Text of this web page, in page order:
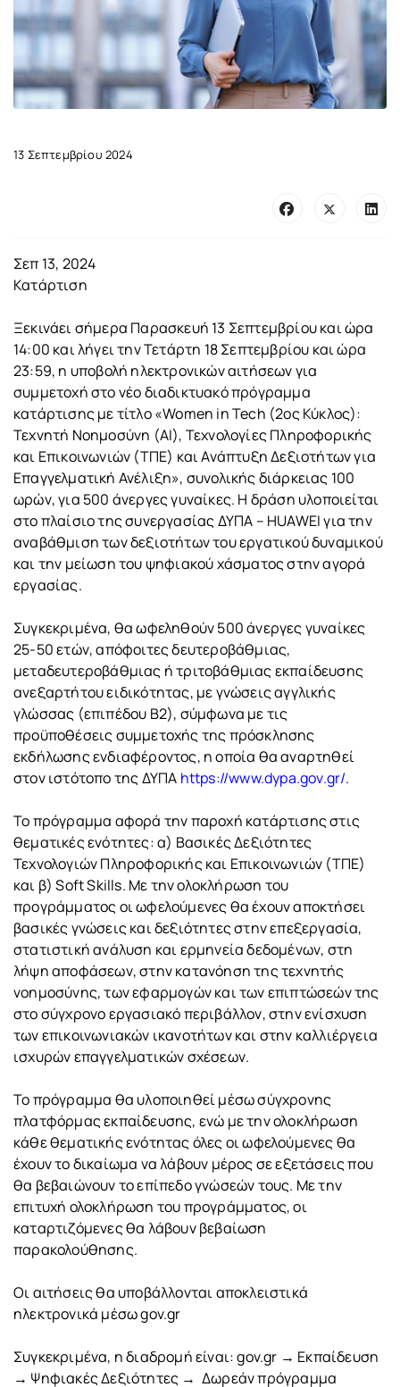
13 Σεπτεμβρίου 2024
Σεπ 13, 2024
Κατάρτιση
Ξεκινάει σήμερα Παρασκευή 13 Σεπτεμβρίου και ώρα
14:00 και λήγει την Τετάρτη 18 Σεπτεμβρίου και ώρα
23:59, η υποβολή ηλεκτρονικών αιτήσεων για
συμμετοχή στο νέο διαδικτυακό πρόγραμμα
κατάρτισης με τίτλο «Women in Tech (2ος Κύκλος):
Τεχνητή Νοημοσύνη (AI), Τεχνολογίες Πληροφορικής
και Επικοινωνιών (ΤΠΕ) και Ανάπτυξη Δεξιοτήτων για
Επαγγελματική Ανέλιξη», συνολικής διάρκειας 100
ωρών, για 500 άνεργες γυναίκες. Η δράση υλοποιείται
στο πλαίσιο της συνεργασίας ΔΥΠΑ – HUAWEI για την
αναβάθμιση των δεξιοτήτων του εργατικού δυναμικού
και την μείωση του ψηφιακού χάσματος στην αγορά
εργασίας.
Συγκεκριμένα, θα ωφεληθούν 500 άνεργες γυναίκες
25-50 ετών, απόφοιτες δευτεροβάθμιας,
μεταδευτεροβάθμιας ή τριτοβάθμιας εκπαίδευσης
ανεξαρτήτου ειδικότητας, με γνώσεις αγγλικής
γλώσσας (επιπέδου Β2), σύμφωνα με τις
προϋποθέσεις συμμετοχής της πρόσκλησης
εκδήλωσης ενδιαφέροντος, η οποία θα αναρτηθεί
στον ιστότοπο της ΔΥΠΑ https://www.dypa.gov.gr/.
Το πρόγραμμα αφορά την παροχή κατάρτισης στις
θεματικές ενότητες: α) Βασικές Δεξιότητες
Τεχνολογιών Πληροφορικής και Επικοινωνιών (ΤΠΕ)
και β) Soft Skills. Με την ολοκλήρωση του
προγράμματος οι ωφελούμενες θα έχουν αποκτήσει
βασικές γνώσεις και δεξιότητες στην επεξεργασία,
στατιστική ανάλυση και ερμηνεία δεδομένων, στη
λήψη αποφάσεων, στην κατανόηση της τεχνητής
νοημοσύνης, των εφαρμογών και των επιπτώσεών της
στο σύγχρονο εργασιακό περιβάλλον, στην ενίσχυση
των επικοινωνιακών ικανοτήτων και στην καλλιέργεια
ισχυρών επαγγελματικών σχέσεων.
Το πρόγραμμα θα υλοποιηθεί μέσω σύγχρονης
πλατφόρμας εκπαίδευσης, ενώ με την ολοκλήρωση
κάθε θεματικής ενότητας όλες οι ωφελούμενες θα
έχουν το δικαίωμα να λάβουν μέρος σε εξετάσεις που
θα βεβαιώνουν το επίπεδο γνώσεών τους. Με την
επιτυχή ολοκλήρωση του προγράμματος, οι
καταρτιζόμενες θα λάβουν βεβαίωση
παρακολούθησης.
Οι αιτήσεις θα υποβάλλονται αποκλειστικά
ηλεκτρονικά μέσω gov.gr
Συγκεκριμένα, η διαδρομή είναι: gov.gr → Εκπαίδευση
→ Ψηφιακές Δεξιότητες → Δωρεάν πρόγραμμα